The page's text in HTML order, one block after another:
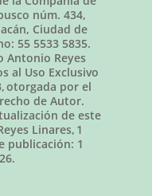
núm. 434,
Ciudad de
55 5533 5835.
Antonio Reyes
al Uso Exclusivo
otorgada por el
de Autor.
de este
Linares, 1
publicación: 1